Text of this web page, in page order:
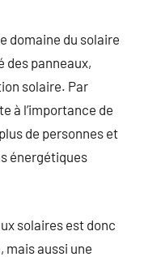
domaine du solaire
des panneaux,
solaire. Par
à l’importance de
de personnes et
énergétiques
solaires est donc
mais aussi une